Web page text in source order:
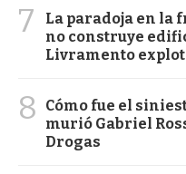
7
La paradoja en la
no construye
Livramento
8
Cómo fue el
murió Gabriel
Drogas